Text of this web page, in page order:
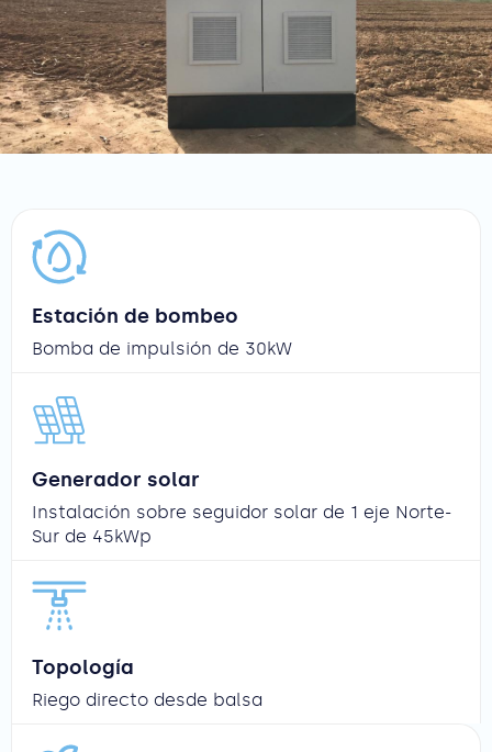
Estación de bombeo
Bomba de impulsión de 30kW
Generador solar
Instalación sobre seguidor solar de 1 eje Norte-
Sur de 45kWp
Topología
Riego directo desde balsa